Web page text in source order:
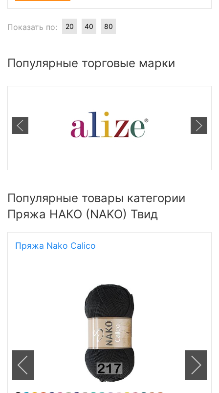
Показать по: 20 40 80
Популярные торговые марки
Популярные товары категории
Пряжа НАКО (NAKO) Твид
Пряжа Nako Calico